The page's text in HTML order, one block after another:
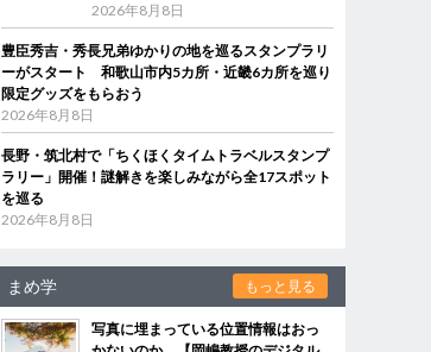
2026年8月8日
豊臣秀吉・秀長兄弟ゆかりの地を巡るスタンプラリ
ーがスタート 和歌山市内5カ所・近畿6カ所を巡り
限定グッズをもらおう
2026年8月8日
長野・筑北村で「ちくほくタイムトラベルスタンプ
ラリー」開催！謎解きを楽しみながら全17スポット
を巡る
2026年8月8日
まめ学 もっと見る
写真に埋まっている位置情報はおっ